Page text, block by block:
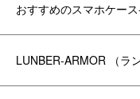
おすすめのスマホケー
LUNBER-ARMOR （ラ